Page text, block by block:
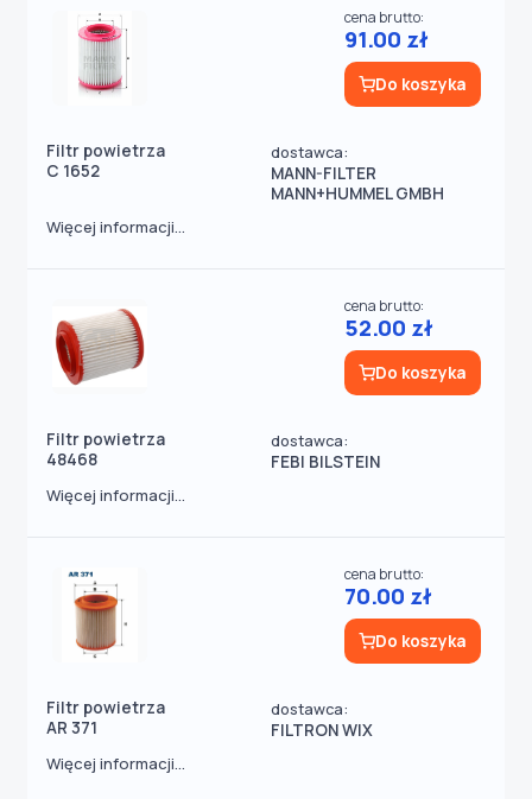
Filtr powietrza
C 1652
dostawca:
MANN-FILTER
MANN+HUMMEL GMBH
cena brutto:
91.00 zł
Do koszyka
Więcej informacji...
Filtr powietrza
48468
dostawca:
FEBI BILSTEIN
cena brutto:
52.00 zł
Do koszyka
Więcej informacji...
Filtr powietrza
AR 371
dostawca:
FILTRON WIX
cena brutto:
70.00 zł
Do koszyka
Więcej informacji...